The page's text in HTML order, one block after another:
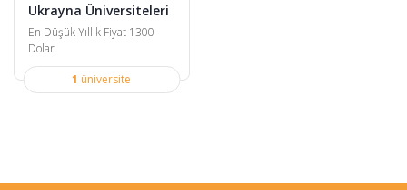
Ukrayna Üniversiteleri
En Düşük Yıllık Fiyat 1300
Dolar
1 üniversite